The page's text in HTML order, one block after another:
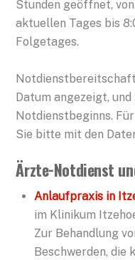
Stunden geöffnet,
aktuellen Tages bis
Folgetages.
Datum angezeigt,
Notdienstbeginns.
Sie bitte mit den
Ärzte-Notdienst
Anlaufpraxis in
im Klinikum
Zur Behandlung
Beschwerden, die